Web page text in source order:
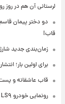
لرستانی آن هم در روز
دو دختر پیمان
قاب!
زمان‌بندی جدید شارژ
برای اولین بار؛
قاب عاشقانه و
رونمایی خودرو IM LS۹ توسط نیکا موتور ، لوکس ترین شاسی بلند EREV در ایران